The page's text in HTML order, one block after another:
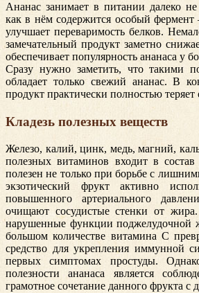
Ананас занимает в питании далеко
как в нём содержится особый фермент
улучшает переваримость белков.
замечательный продукт заметно
обеспечивает популярность ананаса у
Сразу нужно заметить, что такими
обладает только свежий ананас. В
продукт практически полностью
Кладезь полезных веществ
Железо, калий, цинк, медь, магний,
полезных витаминов входит в
полезен не только при борьбе с
экзотический фрукт активно
повышенного артериального
очищают сосудистые стенки от
нарушенные функции поджелудочной
большом количестве витамина С
средство для укрепления иммунной
первых симптомах простуды.
полезности ананаса является
грамотное сочетание данного фрукта с